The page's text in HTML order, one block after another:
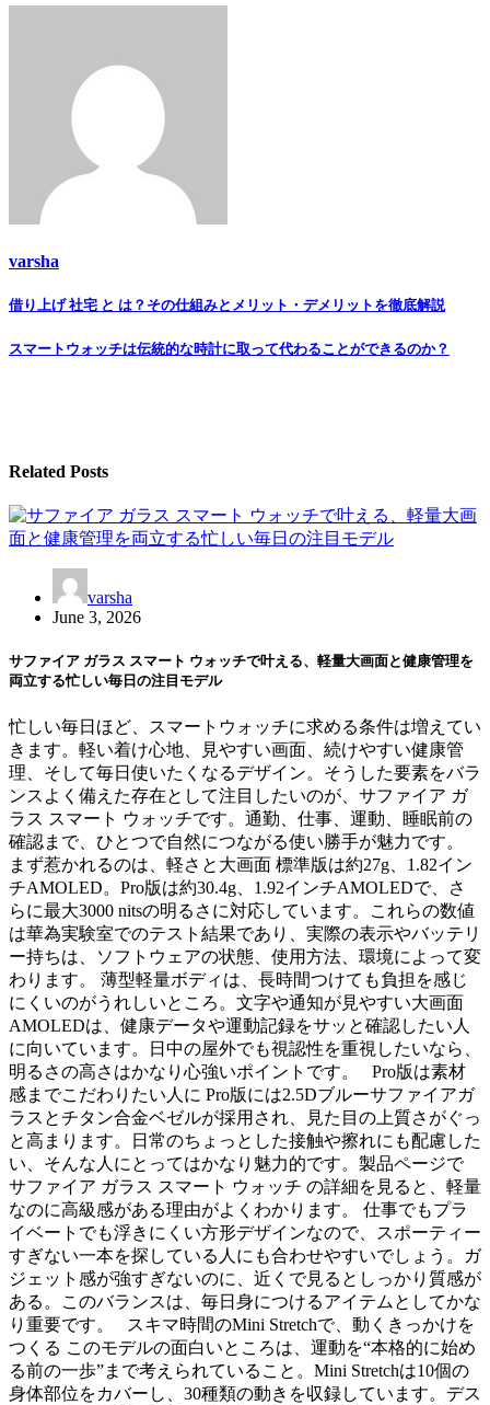
varsha
Post
navigation
借り上げ 社宅 と は？その仕組みとメリット・デメリットを徹底解説
スマートウォッチは伝統的な時計に取って代わることができるのか？
Related Posts
varsha
June 3, 2026
サファイア ガラス スマート ウォッチで叶える、軽量大画面と健康管理を
両立する忙しい毎日の注目モデル
忙しい毎日ほど、スマートウォッチに求める条件は増えてい
きます。軽い着け心地、見やすい画面、続けやすい健康管
理、そして毎日使いたくなるデザイン。そうした要素をバラ
ンスよく備えた存在として注目したいのが、サファイア ガ
ラス スマート ウォッチです。通勤、仕事、運動、睡眠前の
確認まで、ひとつで自然につながる使い勝手が魅力です。
まず惹かれるのは、軽さと大画面 標準版は約27g、1.82イン
チAMOLED。Pro版は約30.4g、1.92インチAMOLEDで、さ
らに最大3000 nitsの明るさに対応しています。これらの数値
は華為実験室でのテスト結果であり、実際の表示やバッテリ
ー持ちは、ソフトウェアの状態、使用方法、環境によって変
わります。 薄型軽量ボディは、長時間つけても負担を感じ
にくいのがうれしいところ。文字や通知が見やすい大画面
AMOLEDは、健康データや運動記録をサッと確認したい人
に向いています。日中の屋外でも視認性を重視したいなら、
明るさの高さはかなり心強いポイントです。 Pro版は素材
感までこだわりたい人に Pro版には2.5Dブルーサファイアガ
ラスとチタン合金ベゼルが採用され、見た目の上質さがぐっ
と高まります。日常のちょっとした接触や擦れにも配慮した
い、そんな人にとってはかなり魅力的です。製品ページで
サファイア ガラス スマート ウォッチ の詳細を見ると、軽量
なのに高級感がある理由がよくわかります。 仕事でもプラ
イベートでも浮きにくい方形デザインなので、スポーティー
すぎない一本を探している人にも合わせやすいでしょう。ガ
ジェット感が強すぎないのに、近くで見るとしっかり質感が
ある。このバランスは、毎日身につけるアイテムとしてかな
り重要です。 スキマ時間のMini Stretchで、動くきっかけを
つくる このモデルの面白いところは、運動を“本格的に始め
る前の一歩”まで考えられていること。Mini Stretchは10個の
身体部位をカバーし、30種類の動きを収録しています。デス